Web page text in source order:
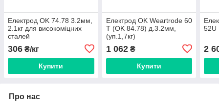
Електрод OK 74.78 3.2мм,
2.1кг для високоміцних
сталей
306 ₴/кг
Купити
Електрод OK Weartrode 60
T (OK 84.78) д.3.2мм,
(уп.1,7кг)
1 062₴
Купити
52U
2
Про нас